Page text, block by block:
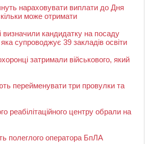
нараховувати виплати до Дня
може отримати
визначили кандидатку на посаду
супроводжує 39 закладів освіти
затримали військового, який
перейменувати три провулки та
реабілітаційного центру обрали на
полеглого оператора БпЛА